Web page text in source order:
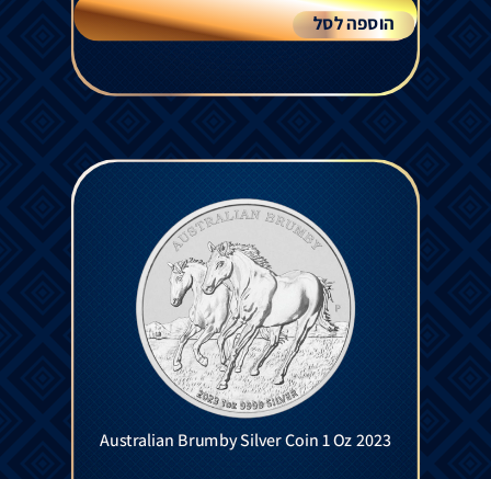
הוספה לסל
Australian Brumby Silver Coin 1 Oz 2023